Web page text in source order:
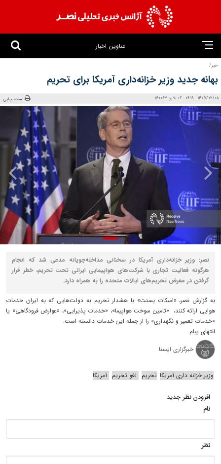
عناوین اخبار
خبر/
بهانه جدید وزیر خزانه‌داری آمریکا برای تحریم
1405/02/08 - 09:18 - کد خبر: 160067 نسخه چاپی
نصر: وزیر خزانه‌داری آمریکا در سخنانی مداخله‌جویانه مدعی شد که انجام
هرگونه فعالیت تجاری با شرکت‌های هواپیمایی ایرانی تحت تحریم، خطر قرار
گرفتن در معرض تحریم‌های ایالات متحده را به همراه دارد.
به گزارش نصر، «اسکات بسنت» با هشدار تحریم به دولت‌هایی که به ایران خدمات
هوایی ارائه کنند، «تامین سوخت هواپیما»، «خدمات پذیرایی»، «عوارض فرودگاهی» یا
«خدمات تعمیر و نگهداری» را از جمله این خدمات دانسته است.
انتهای پیام
خبرگزاری ایسنا
وزیر خزانه داری آمریکا تحریم لغو تحریم‌ آمریکا
افزودن نظر جدید
نام
نظر